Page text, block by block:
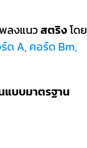
ลงแนวสตริงโดย
ด A, คอร์ด Bm,
แบบมาตรฐาน